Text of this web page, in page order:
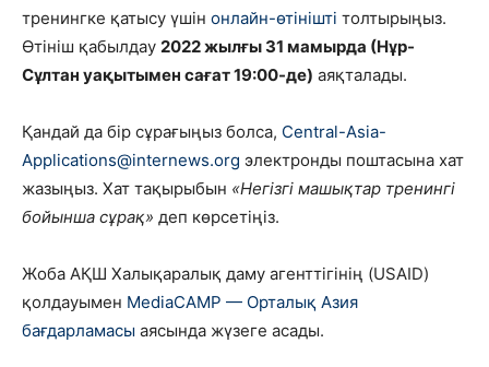
тренингке қатысу үшін онлайн-өтінішті толтырыңыз.
Өтініш қабылдау 2022 жылғы 31 мамырда (Нұр-
Сұлтан уақытымен сағат 19:00-де) аяқталады.
Қандай да бір сұрағыңыз болса, Central-Asia-
Applications@internews.org электронды поштасына хат
жазыңыз. Хат тақырыбын «Негізгі машықтар тренингі
бойынша сұрақ» деп көрсетіңіз.
Жоба АҚШ Халықаралық даму агенттігінің (USAID)
қолдауымен MediaCAMP — Орталық Азия
бағдарламасы аясында жүзеге асады.